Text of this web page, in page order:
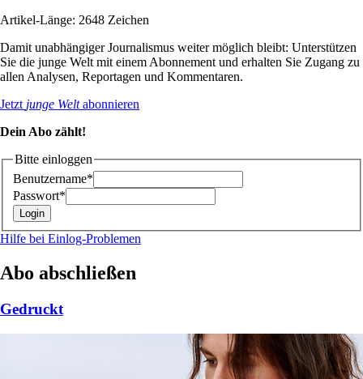
Artikel-Länge: 2648 Zeichen
Damit unabhängiger Journalismus weiter möglich bleibt: Unterstützen
Sie die junge Welt mit einem Abonnement und erhalten Sie Zugang zu
allen Analysen, Reportagen und Kommentaren.
Jetzt junge Weltabonnieren
Dein Abo zählt!
Bitte einloggen
Benutzername*
Passwort*
Hilfe bei Einlog-Problemen
Abo abschließen
Gedruckt